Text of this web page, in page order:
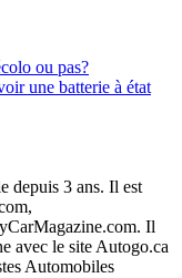
ou pas?
une batterie à état
depuis 3 ans. Il est
Il
avec le site Autogo.ca
Automobiles